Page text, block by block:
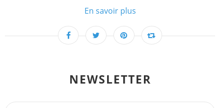
En savoir plus
NEWSLETTER